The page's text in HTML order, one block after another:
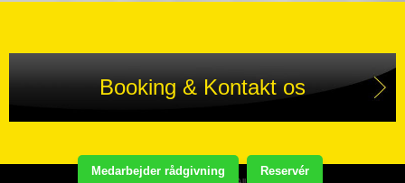
Medarbejder rådgivning Reservér
Booking & Kontakt os